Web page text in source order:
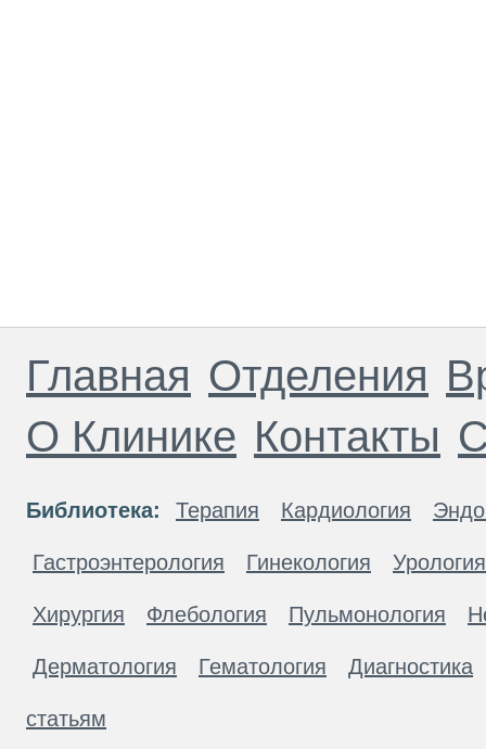
Главная Отделения
О Клинике Контакты
Библиотека: Терапия Кардиология
Гастроэнтерология Гинекология Урология
Хирургия Флебология Пульмонология
Дерматология Гематология Диагностика
статьям